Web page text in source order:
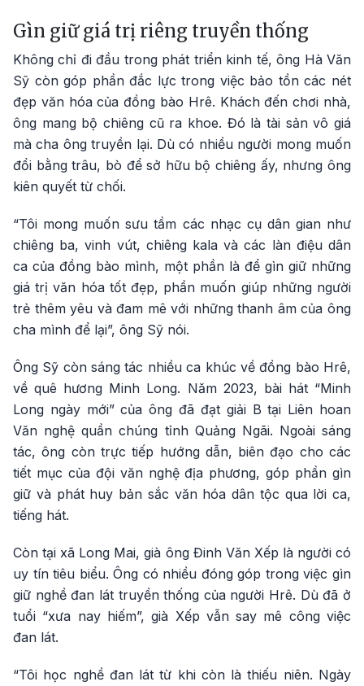
Gìn giữ giá trị riêng truyền thống
Không chỉ đi đầu trong phát triển kinh tế, ông Hà Văn
Sỹ còn góp phần đắc lực trong việc bảo tồn các nét
đẹp văn hóa của đồng bào Hrê. Khách đến chơi nhà,
ông mang bộ chiêng cũ ra khoe. Đó là tài sản vô giá
mà cha ông truyền lại. Dù có nhiều người mong muốn
đổi bằng trâu, bò để sở hữu bộ chiêng ấy, nhưng ông
kiên quyết từ chối.
“Tôi mong muốn sưu tầm các nhạc cụ dân gian như
chiêng ba, vinh vút, chiêng kala và các làn điệu dân
ca của đồng bào mình, một phần là để gìn giữ những
giá trị văn hóa tốt đẹp, phần muốn giúp những người
trẻ thêm yêu và đam mê với những thanh âm của ông
cha mình để lại”, ông Sỹ nói.
Ông Sỹ còn sáng tác nhiều ca khúc về đồng bào Hrê,
về quê hương Minh Long. Năm 2023, bài hát “Minh
Long ngày mới” của ông đã đạt giải B tại Liên hoan
Văn nghệ quần chúng tỉnh Quảng Ngãi. Ngoài sáng
tác, ông còn trực tiếp hướng dẫn, biên đạo cho các
tiết mục của đội văn nghệ địa phương, góp phần gìn
giữ và phát huy bản sắc văn hóa dân tộc qua lời ca,
tiếng hát.
Còn tại xã Long Mai, già ông Đinh Văn Xếp là người có
uy tín tiêu biểu. Ông có nhiều đóng góp trong việc gìn
giữ nghề đan lát truyền thống của người Hrê. Dù đã ở
tuổi “xưa nay hiếm”, già Xếp vẫn say mê công việc
đan lát.
“Tôi học nghề đan lát từ khi còn là thiếu niên. Ngày